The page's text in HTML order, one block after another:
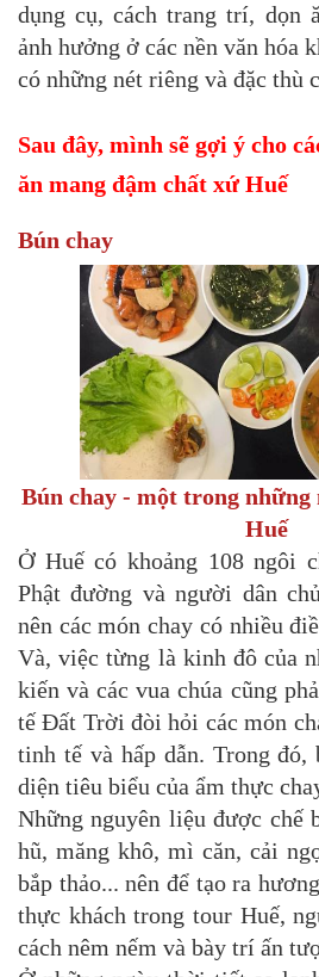
dụng cụ, cách trang trí, dọn
ảnh hưởng ở các nền văn hóa
có những nét riêng và đặc thù
Sau đây, mình sẽ gợi ý cho
ăn mang đậm chất xứ Huế
Bún chay
Bún chay - một trong những
Huế
Ở Huế có khoảng 108 ngôi
Phật đường và người dân
nên các món chay có nhiều
Và, việc từng là kinh đô của
kiến và các vua chúa cũng
tế Đất Trời đòi hỏi các món
tinh tế và hấp dẫn. Trong đó,
diện tiêu biểu của ẩm thực
Những nguyên liệu được chế
hũ, măng khô, mì căn, cải
bắp thảo... nên để tạo ra
thực khách trong tour Huế,
cách nêm nếm và bày trí ấn